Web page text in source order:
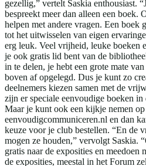
gezellig,” vertelt Saskia enthousiast.
bespreekt meer dan alleen een boek.
helpen met andere vragen. Een
tot het uitwisselen van eigen
erg leuk. Veel vrijheid, leuke boeken
je ook gratis lid bent van de
in te delen, je hebt een grote mate
boven af opgelegd. Dus je kunt zo
deelnemers kiezen samen met de
zijn er speciale eenvoudige boeken
Maar je kunt ook een kijkje nemen
eenvoudigcommuniceren.nl en dan
keuze voor je club bestellen. “En de
mogen ze houden,” vervolgt Saskia.
gratis naar de exposities en meedoen
de exposities, meestal in het Forum